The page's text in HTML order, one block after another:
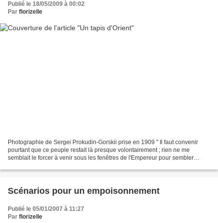
Publié le 18/05/2009 à 00:02
Par florizelle
Photographie de Sergei Prokudin-Gorskii prise en 1909 " Il faut convenir
pourtant que ce peuple restait là presque volontairement ; rien ne me
semblait le forcer à venir sous les fenêtres de l'Empereur pour sembler
Scénarios pour un empoisonnement
Publié le 05/01/2007 à 11:27
Par florizelle